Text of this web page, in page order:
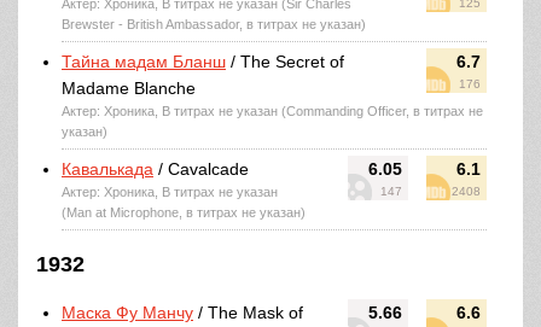
125
Актер: Хроника, В титрах не указан (Sir Charles
Brewster - British Ambassador, в титрах не указан)
6.7
176
Тайна мадам Бланш / The Secret of
Madame Blanche
Актер: Хроника, В титрах не указан (Commanding Officer, в титрах не
указан)
6.05
147
6.1
2408
Кавалькада / Cavalcade
Актер: Хроника, В титрах не указан
(Man at Microphone, в титрах не указан)
1932
5.66 6.6
Маска Фу Манчу / The Mask of